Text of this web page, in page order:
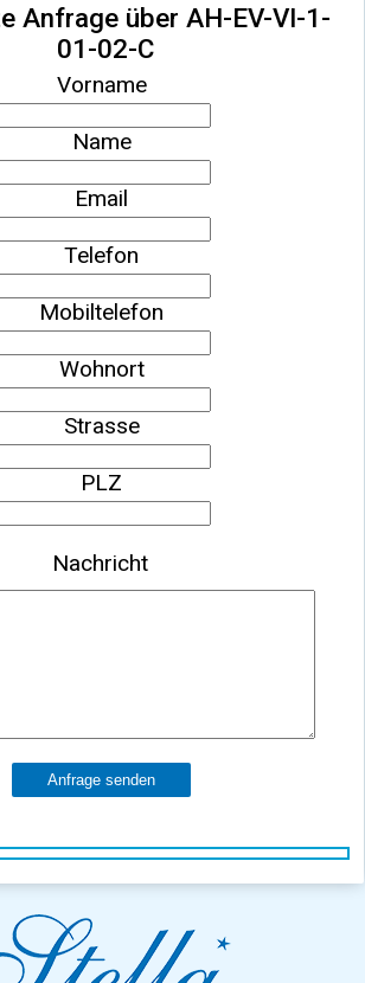
Anfrage über AH-EV-VI-1-
01-02-C
Vorname
Name
Email
Telefon
Mobiltelefon
Wohnort
Strasse
PLZ
Nachricht
Anfrage senden